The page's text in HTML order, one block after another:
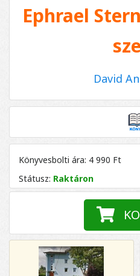
Ephrael
David
Könyvesbolti ára: 4 990 Ft
Státusz: Raktáron